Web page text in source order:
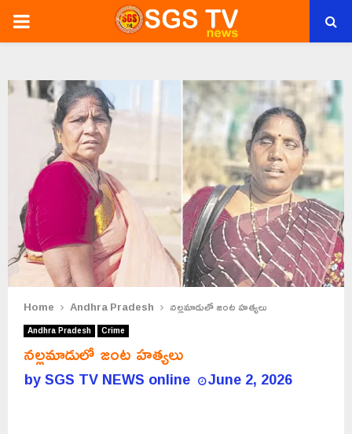
PRIMARY
Home Andhra Pradesh నల్లమాడులో జంట హత్యలు
Andhra Pradesh Crime
నల్లమాడులో జంట హత్యలు
bySGS TV NEWS online June 2, 2026